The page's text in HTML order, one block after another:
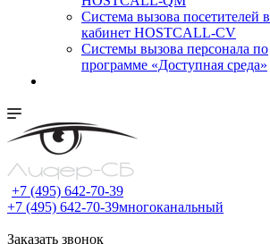
Cистема вызова посетителей в
кабинет HOSTCALL-CV
Системы вызова персонала по
программе «Доступная среда»
+7 (495) 642-70-39
+7 (495) 642-70-39многоканальный
Заказать звонок